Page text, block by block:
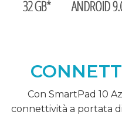
Con SmartPad 10
connettività a portata